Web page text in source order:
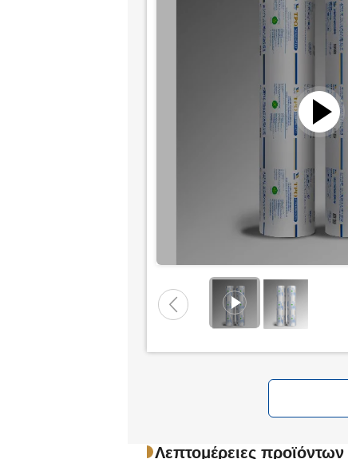
Λεπτομέρειες προϊόντων